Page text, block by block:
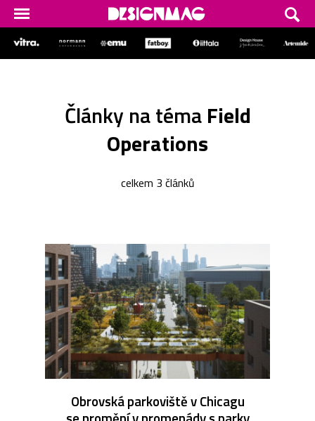
Články na témaField
Operations
celkem 3 článků
Obrovská parkoviště v Chicagu